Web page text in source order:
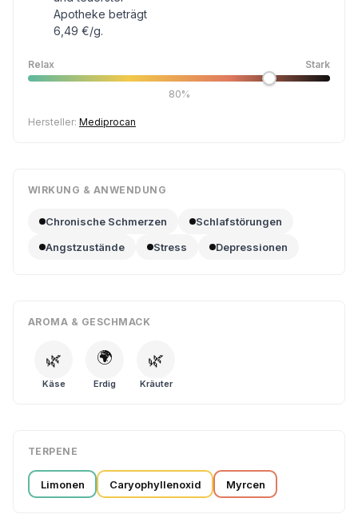
Apotheke beträgt
6,49 €/g.
Relax Stark
80%
Hersteller: Mediprocan
WIRKUNG & ANWENDUNG
Chronische Schmerzen
Schlafstörungen
Angstzustände
Stress Depressionen
AROMA & GESCHMACK
🌿
Käse
🌍
Erdig
🌿
Kräuter
TERPENE
Limonen Caryophyllenoxid Myrcen